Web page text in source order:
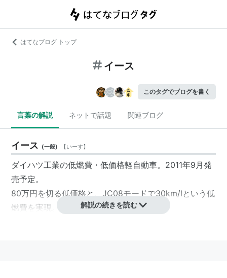
はてなブログ トップ
イース
このタグでブログを書く
言葉の解説 ネットで話題 関連ブログ
イース (一般) 【いーす】
ダイハツ工業の低燃費・低価格軽自動車。2011年9月発
売予定。
80万円を切る低価格と、JC08モードで30km/lという低
燃費を実現。
解説の続きを読む